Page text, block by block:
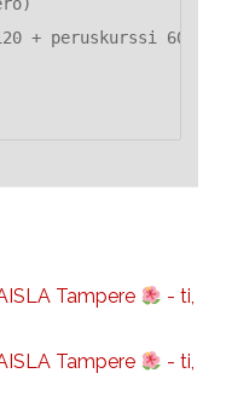
+ peruskurssi 60
Tampere
- ti,
Tampere
- ti,